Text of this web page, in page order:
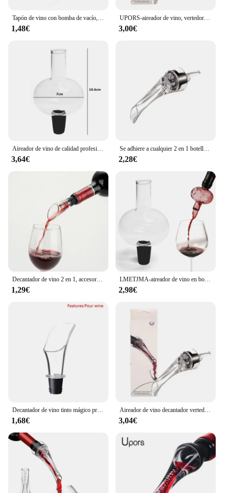
Tapón de vino con bomba de vacío, accesorios de barra, aireador de bloqueo de aire, tapón de botella de goma negro, sellado de ahorro de vino fresco
1,48€
UPORS-aireador de vino, vertedor Premium de aireación, tapón decantador de vino tinto, dispensador de boquilla de botella, boquilla decantadora
3,00€
Aireador de vino de calidad profesional, vertedor, Caño en botella, aireador de vino, se adhiere a la botella de vino para YY005, 1 unidad
3,64€
Se adhiere a cualquier 2 en 1 botella de vino de calidad profesional para un sabor mejorado, ramo mejorado, aireador de vino, vertedor, Caño
2,28€
1,29€
LMETJMA-aireador de vino en botella, vertedor de vidrio, Caño decantador para vino tinto, Rosa Blanca, JT78
2,98€
1,68€
Aireador de vino decantador vertedor juego de boquilla con filtros purificador soporte difusor aireador colador aireador vino para Navidad
3,04€